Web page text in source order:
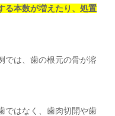
る本数が増えたり、処置
では、歯の根元の骨が溶
ではなく、歯肉切開や歯